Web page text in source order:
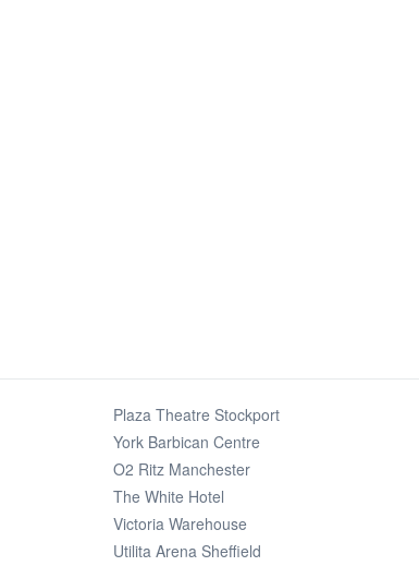
Plaza Theatre Stockport
York Barbican Centre
O2 Ritz Manchester
The White Hotel
Victoria Warehouse
Utilita Arena Sheffield